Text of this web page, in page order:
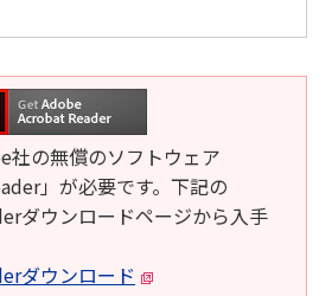
社の無償のソフトウェア
」が必要です。下記の
ダウンロードページから入手
ダウンロード